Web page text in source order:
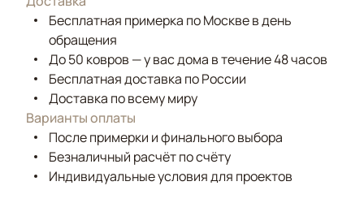
Бесплатная примерка по Москве в день
обращения
До 50 ковров — у вас дома в течение 48 часов
Бесплатная доставка по России
Доставка по всему миру
Варианты оплаты
После примерки и финального выбора
Безналичный расчёт по счёту
Индивидуальные условия для проектов